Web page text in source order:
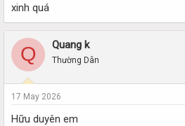
xinh quá
Q Quang k
Thường Dân
17 May 2026
Hữu duyên em